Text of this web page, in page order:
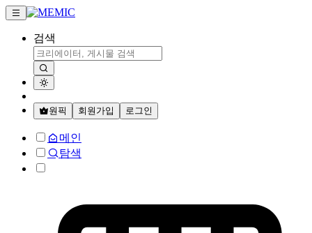
검색
원픽 회원가입 로그인
메인
탐색